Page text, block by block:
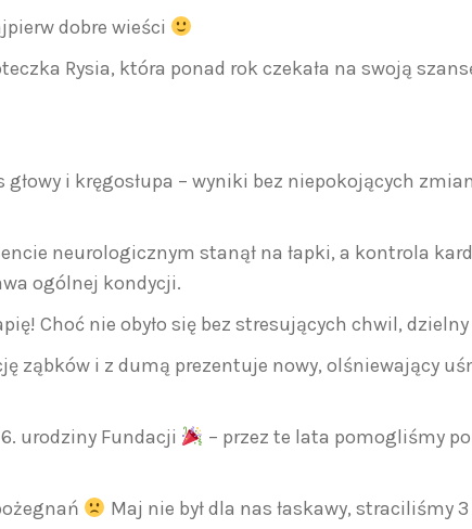
dobre wieści
Rysia, która ponad rok czekała na swoją
głowy i kręgosłupa – wyniki bez niepokojących
neurologicznym stanął na łapki, a kontrola
ogólnej kondycji.
Choć nie obyło się bez stresujących chwil,
ząbków i z dumą prezentuje nowy, olśniewający
urodziny Fundacji – przez te lata pomogliśmy
Maj nie był dla nas łaskawy, straciliśmy